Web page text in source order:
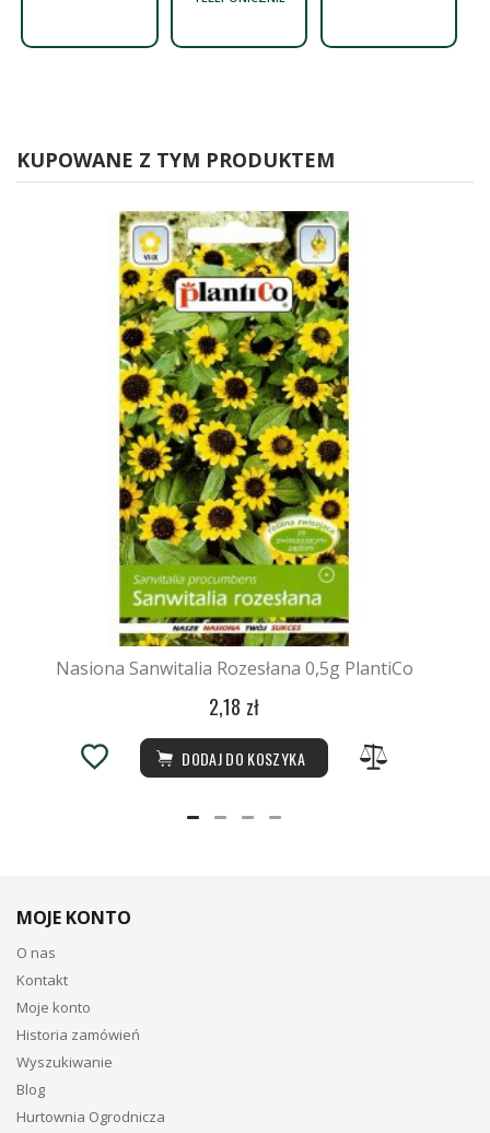
KUPOWANE Z TYM PRODUKTEM
Nasiona Sanwitalia Rozesłana 0,5g PlantiCo
2,18 zł
DODAJ DO KOSZYKA
MOJE KONTO
O nas
Kontakt
Moje konto
Historia zamówień
Wyszukiwanie
Blog
Hurtownia Ogrodnicza